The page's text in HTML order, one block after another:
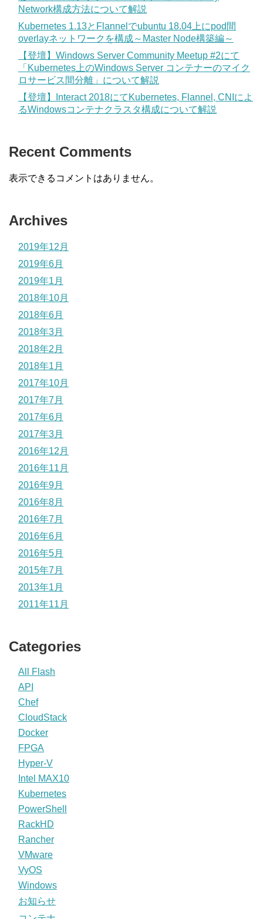
Network構成方法について解説
Kubernetes 1.13とFlannelでubuntu 18.04上にpod間
overlayネットワークを構成～Master Node構築編～
【登壇】Windows Server Community Meetup #2にて
「Kubernetes上のWindows Server コンテナーのマイク
ロサービス間分離」について解説
【登壇】Interact 2018にてKubernetes, Flannel, CNIによ
るWindowsコンテナクラスタ構成について解説
Recent Comments
表示できるコメントはありません。
Archives
2019年12月
2019年6月
2019年1月
2018年10月
2018年6月
2018年3月
2018年2月
2018年1月
2017年10月
2017年7月
2017年6月
2017年3月
2016年12月
2016年11月
2016年9月
2016年8月
2016年7月
2016年6月
2016年5月
2015年7月
2013年1月
2011年11月
Categories
All Flash
API
Chef
CloudStack
Docker
FPGA
Hyper-V
Intel MAX10
Kubernetes
PowerShell
RackHD
Rancher
VMware
VyOS
Windows
お知らせ